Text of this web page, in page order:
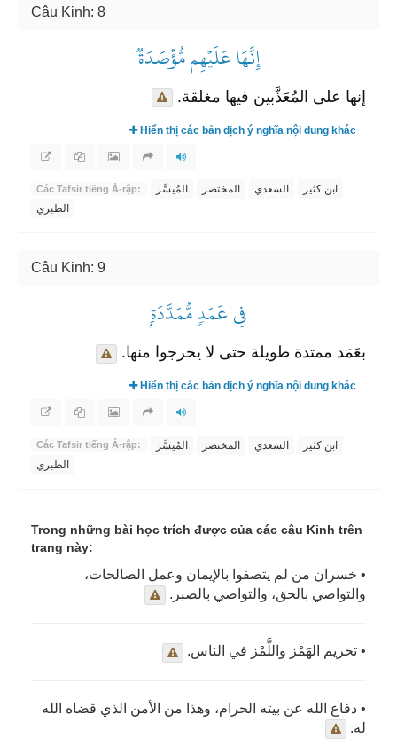
Câu Kinh: 8
إِنَّهَا عَلَيۡهِم مُّؤۡصَدَةٞ
إنها على المُعَذَّبين فيها مغلقة.
Hiển thị các bản dịch ý nghĩa nội dung khác
Các Tafsir tiếng Ả-rập: المُيسَّر المختصر السعدي
ابن كثير
الطبري
Câu Kinh: 9
فِي عَمَدٖ مُّمَدَّدَةِۭ
بعَمَد ممتدة طويلة حتى لا يخرجوا منها.
Hiển thị các bản dịch ý nghĩa nội dung khác
Các Tafsir tiếng Ả-rập: المُيسَّر المختصر السعدي
ابن كثير
الطبري
Trong những bài học trích được của các câu Kinh trên
trang này:
• خسران من لم يتصفوا بالإيمان وعمل الصالحات،
والتواصي بالحق، والتواصي بالصبر.
• تحريم الهَمْز واللَّمْز في الناس.
• دفاع الله عن بيته الحرام، وهذا من الأمن الذي قضاه الله
له.